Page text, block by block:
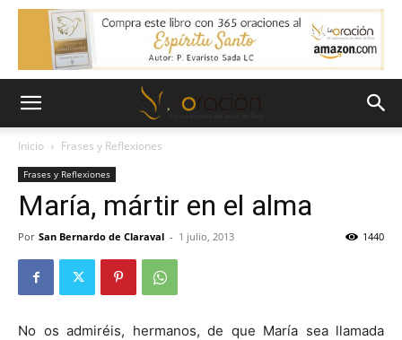
Inicio Frases y Reflexiones
Frases y Reflexiones
María, mártir en el alma
Por San Bernardo de Claraval - 1 julio, 2013 1440
No os admiréis, hermanos, de que María sea llamada